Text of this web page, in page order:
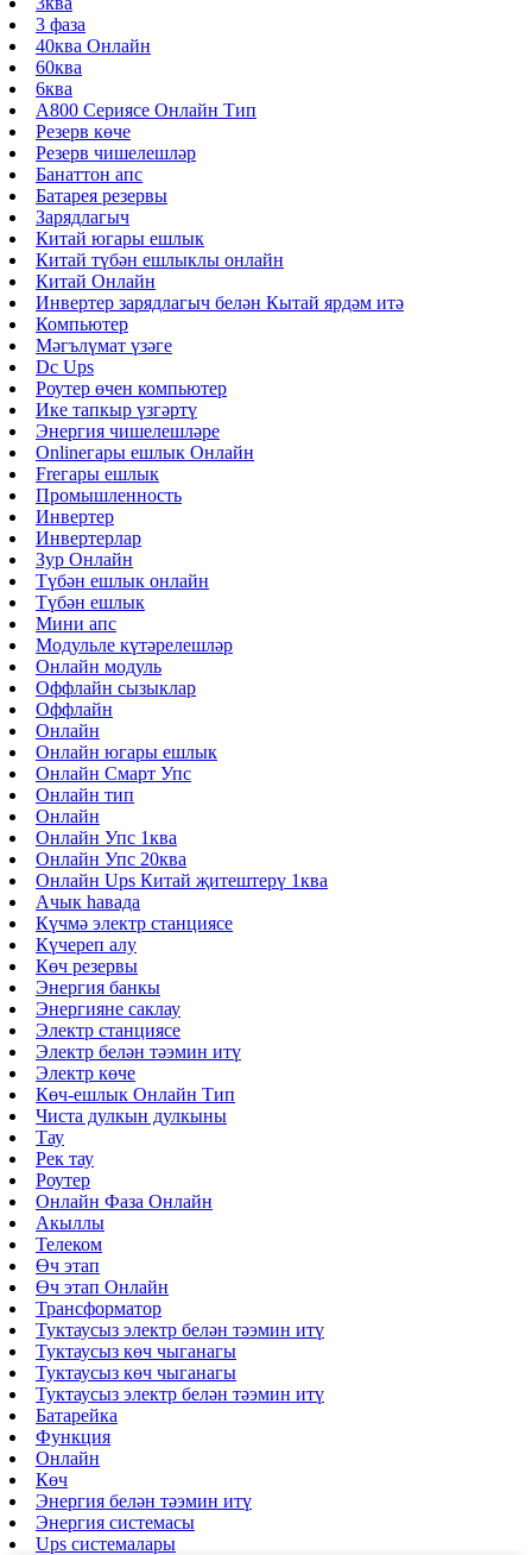
3 фаза
40ква Онлайн
60ква
6ква
A800 Сериясе Онлайн Тип
Резерв көче
Резерв чишелешләр
Банаттон апс
Батарея резервы
Зарядлагыч
Китай югары ешлык
Китай түбән ешлыклы онлайн
Китай Онлайн
Инвертер зарядлагыч белән Кытай ярдәм итә
Компьютер
Мәгълүмат үзәге
Dc Ups
Роутер өчен компьютер
Ике тапкыр үзгәртү
Энергия чишелешләре
Onlineгары ешлык Онлайн
Freгары ешлык
Промышленность
Инвертер
Инвертерлар
Зур Онлайн
Түбән ешлык онлайн
Түбән ешлык
Мини апс
Модульле күтәрелешләр
Онлайн модуль
Оффлайн сызыклар
Оффлайн
Онлайн
Онлайн югары ешлык
Онлайн Смарт Упс
Онлайн тип
Онлайн
Онлайн Упс 1ква
Онлайн Упс 20ква
Онлайн Ups Китай җитештерү 1ква
Ачык һавада
Күчмә электр станциясе
Күчереп алу
Көч резервы
Энергия банкы
Энергияне саклау
Электр станциясе
Электр белән тәэмин итү
Электр көче
Көч-ешлык Онлайн Тип
Чиста дулкын дулкыны
Тау
Рек тау
Роутер
Онлайн Фаза Онлайн
Акыллы
Телеком
Өч этап
Өч этап Онлайн
Трансформатор
Туктаусыз электр белән тәэмин итү
Туктаусыз көч чыганагы
Туктаусыз көч чыганагы
Туктаусыз электр белән тәэмин итү
Батарейка
Функция
Онлайн
Көч
Энергия белән тәэмин итү
Энергия системасы
Ups системалары